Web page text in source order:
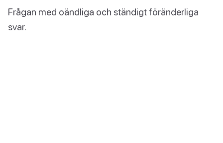
Frågan med oändliga och ständigt föränderliga
svar.